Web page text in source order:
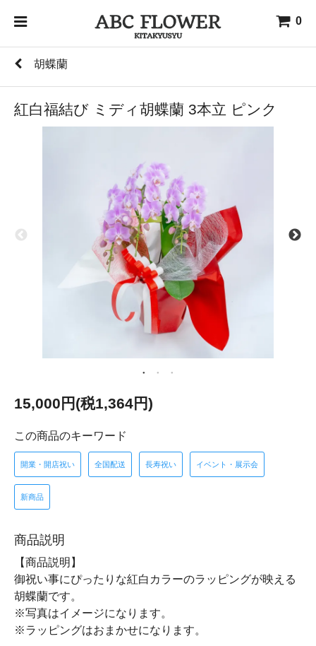
0
胡蝶蘭
紅白福結び ミディ胡蝶蘭 3本立 ピンク
15,000円(税1,364円)
この商品のキーワード
開業・開店祝い 全国配送 長寿祝い イベント・展示会
新商品
商品説明
【商品説明】
御祝い事にぴったりな紅白カラーのラッピングが映える
胡蝶蘭です。
※写真はイメージになります。
※ラッピングはおまかせになります。